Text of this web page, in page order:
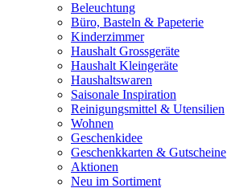
Beleuchtung
Büro, Basteln & Papeterie
Kinderzimmer
Haushalt Grossgeräte
Haushalt Kleingeräte
Haushaltswaren
Saisonale Inspiration
Reinigungsmittel & Utensilien
Wohnen
Geschenkidee
Geschenkkarten & Gutscheine
Aktionen
Neu im Sortiment